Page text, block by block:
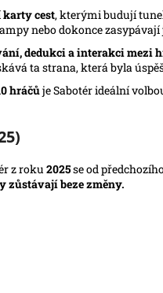
karty cest, kterými budují
nebo dokonce
dedukci a interakci mezi
ta strana, která byla
hráčůje Sabotér ideální
z roku 2025se od
zůstávají beze změny.